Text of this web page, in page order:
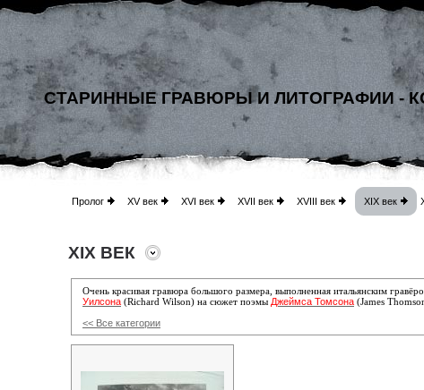
СТАРИННЫЕ ГРАВЮРЫ И ЛИТОГРАФИИ -
Пролог XV век XVI век XVII век XVIII век XIX век
XIX ВЕК
Очень красивая гравюра большого размера, выполненная итальянским
Уилсона (Richard Wilson) на сюжет поэмы Джеймса Томсона (James
<< Все категории